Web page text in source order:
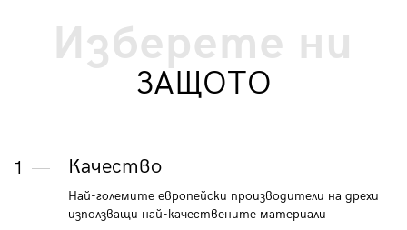
Изберете ни
ЗАЩОТО
1 Качество
Най-големите европейски производители на дрехи
използващи най-качествените материали